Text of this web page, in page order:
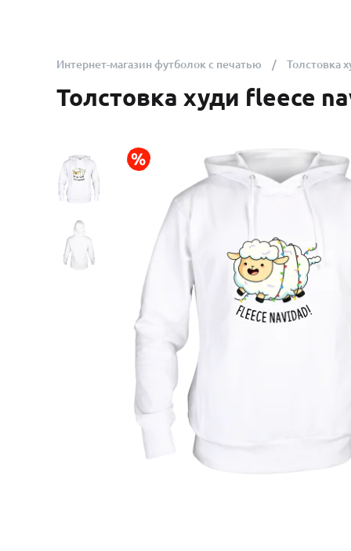
Интернет-магазин футболок с печатью Толстовка
Толстовка худи fleece